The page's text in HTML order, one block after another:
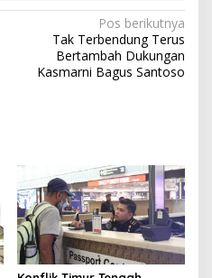
Pos berikutnya
Tak Terbendung Terus
Bertambah Dukungan
Kasmarni Bagus Santoso